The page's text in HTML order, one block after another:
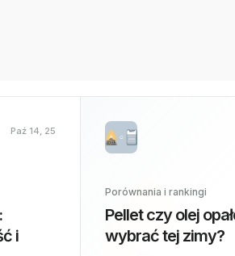
Paź 14, 25
i
Porównania i rankingi
Pellet czy olej
wybrać tej zimy?